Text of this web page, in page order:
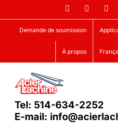
to
content
FacebookLinkedIn
Demande de soumission
À propos
Tel: 514-634-2252
E-mail: